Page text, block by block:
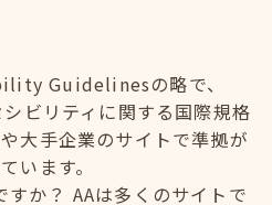
Guidelinesの略で、
ビリティに関する国際規格
大手企業のサイトで準拠が
います。
すか？ AAは多くのサイトで